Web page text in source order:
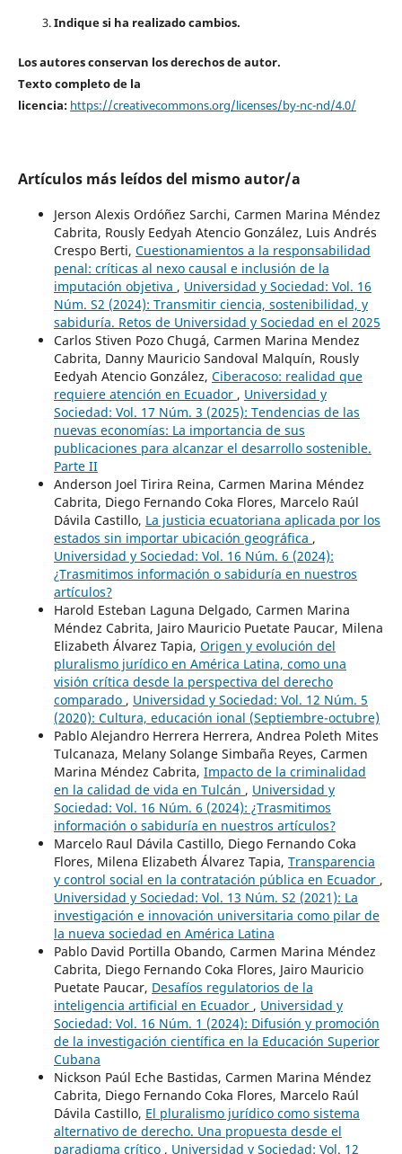
Indique si ha realizado cambios.
Los autores conservan los derechos de autor.
Texto completo de la
licencia: https://creativecommons.org/licenses/by-nc-nd/4.0/
Artículos más leídos del mismo autor/a
Jerson Alexis Ordóñez Sarchi, Carmen Marina Méndez
Cabrita, Rously Eedyah Atencio González, Luis Andrés
Crespo Berti, Cuestionamientos a la responsabilidad
penal: críticas al nexo causal e inclusión de la
imputación objetiva , Universidad y Sociedad: Vol. 16
Núm. S2 (2024): Transmitir ciencia, sostenibilidad, y
sabiduría. Retos de Universidad y Sociedad en el 2025
Carlos Stiven Pozo Chugá, Carmen Marina Mendez
Cabrita, Danny Mauricio Sandoval Malquín, Rously
Eedyah Atencio González, Ciberacoso: realidad que
requiere atención en Ecuador , Universidad y
Sociedad: Vol. 17 Núm. 3 (2025): Tendencias de las
nuevas economías: La importancia de sus
publicaciones para alcanzar el desarrollo sostenible.
Parte II
Anderson Joel Tirira Reina, Carmen Marina Méndez
Cabrita, Diego Fernando Coka Flores, Marcelo Raúl
Dávila Castillo, La justicia ecuatoriana aplicada por los
estados sin importar ubicación geográfica ,
Universidad y Sociedad: Vol. 16 Núm. 6 (2024):
¿Trasmitimos información o sabiduría en nuestros
artículos?
Harold Esteban Laguna Delgado, Carmen Marina
Méndez Cabrita, Jairo Mauricio Puetate Paucar, Milena
Elizabeth Álvarez Tapia, Origen y evolución del
pluralismo jurídico en América Latina, como una
visión crítica desde la perspectiva del derecho
comparado , Universidad y Sociedad: Vol. 12 Núm. 5
(2020): Cultura, educación ional (Septiembre-octubre)
Pablo Alejandro Herrera Herrera, Andrea Poleth Mites
Tulcanaza, Melany Solange Simbaña Reyes, Carmen
Marina Méndez Cabrita, Impacto de la criminalidad
en la calidad de vida en Tulcán , Universidad y
Sociedad: Vol. 16 Núm. 6 (2024): ¿Trasmitimos
información o sabiduría en nuestros artículos?
Marcelo Raul Dávila Castillo, Diego Fernando Coka
Flores, Milena Elizabeth Álvarez Tapia, Transparencia
y control social en la contratación pública en Ecuador ,
Universidad y Sociedad: Vol. 13 Núm. S2 (2021): La
investigación e innovación universitaria como pilar de
la nueva sociedad en América Latina
Pablo David Portilla Obando, Carmen Marina Méndez
Cabrita, Diego Fernando Coka Flores, Jairo Mauricio
Puetate Paucar, Desafíos regulatorios de la
inteligencia artificial en Ecuador , Universidad y
Sociedad: Vol. 16 Núm. 1 (2024): Difusión y promoción
de la investigación científica en la Educación Superior
Cubana
Nickson Paúl Eche Bastidas, Carmen Marina Méndez
Cabrita, Diego Fernando Coka Flores, Marcelo Raúl
Dávila Castillo, El pluralismo jurídico como sistema
alternativo de derecho. Una propuesta desde el
paradigma crítico , Universidad y Sociedad: Vol. 12